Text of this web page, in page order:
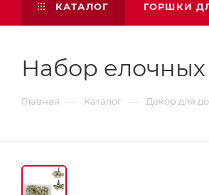
КАТАЛОГ ГОРШКИ
Набор
Главная — Каталог — Декор для